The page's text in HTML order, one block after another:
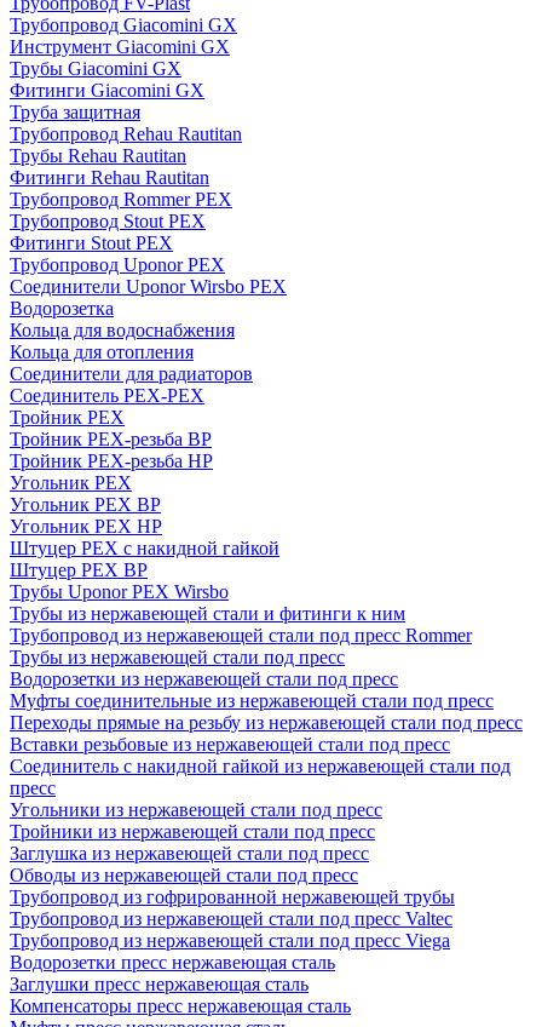
Трубопровод Giacomini GX
Инструмент Giacomini GX
Трубы Giacomini GX
Фитинги Giacomini GX
Труба защитная
Трубопровод Rehau Rautitan
Трубы Rehau Rautitan
Фитинги Rehau Rautitan
Трубопровод Rommer PEX
Трубопровод Stout PEX
Фитинги Stout PEX
Трубопровод Uponor PEX
Соединители Uponor Wirsbo PEX
Водорозетка
Кольца для водоснабжения
Кольца для отопления
Соединители для радиаторов
Соединитель PEX-PEX
Тройник PEX
Тройник PEX-резьба ВР
Тройник PEX-резьба НР
Угольник PEX
Угольник PEX ВР
Угольник PEX НР
Штуцер PEX c накидной гайкой
Штуцер PEX ВР
Трубы Uponor PEX Wirsbo
Трубы из нержавеющей стали и фитинги к ним
Трубопровод из нержавеющей стали под пресс Rommer
Трубы из нержавеющей стали под пресс
Водорозетки из нержавеющей стали под пресс
Муфты соединительные из нержавеющей стали под пресс
Переходы прямые на резьбу из нержавеющей стали под пресс
Вставки резьбовые из нержавеющей стали под пресс
Соединитель с накидной гайкой из нержавеющей стали под
пресс
Угольники из нержавеющей стали под пресс
Тройники из нержавеющей стали под пресс
Заглушка из нержавеющей стали под пресс
Обводы из нержавеющей стали под пресс
Трубопровод из гофрированной нержавеющей трубы
Трубопровод из нержавеющей стали под пресс Valtec
Трубопровод из нержавеющей стали под пресс Viega
Водорозетки пресс нержавеющая сталь
Заглушки пресс нержавеющая сталь
Компенсаторы пресс нержавеющая сталь